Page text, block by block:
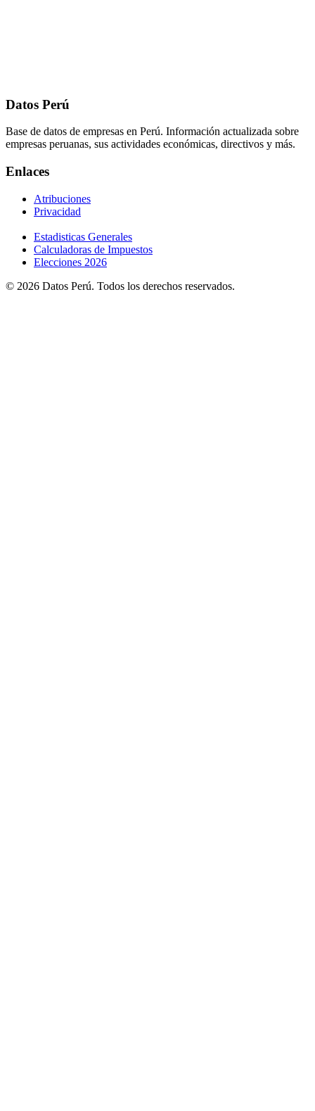
Datos Perú
Base de datos de empresas en Perú. Información actualizada sobre
empresas peruanas, sus actividades económicas, directivos y más.
Enlaces
Atribuciones
Privacidad
Estadisticas Generales
Calculadoras de Impuestos
Elecciones 2026
© 2026 Datos Perú. Todos los derechos reservados.